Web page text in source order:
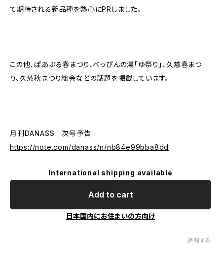
て期待される新品種を熱心にPRしました。
この他、ぱあぷる春まつり、べっぴんの湯「ゆ祭り」、久慈春まつ
り、久慈秋まつり総会などの話題を掲載しています。
月刊DANASS 次号予告
https://note.com/danass/n/nb84e99bba8dd
International shipping available
Add to cart
日本国内にお住まいの方向け
通報する